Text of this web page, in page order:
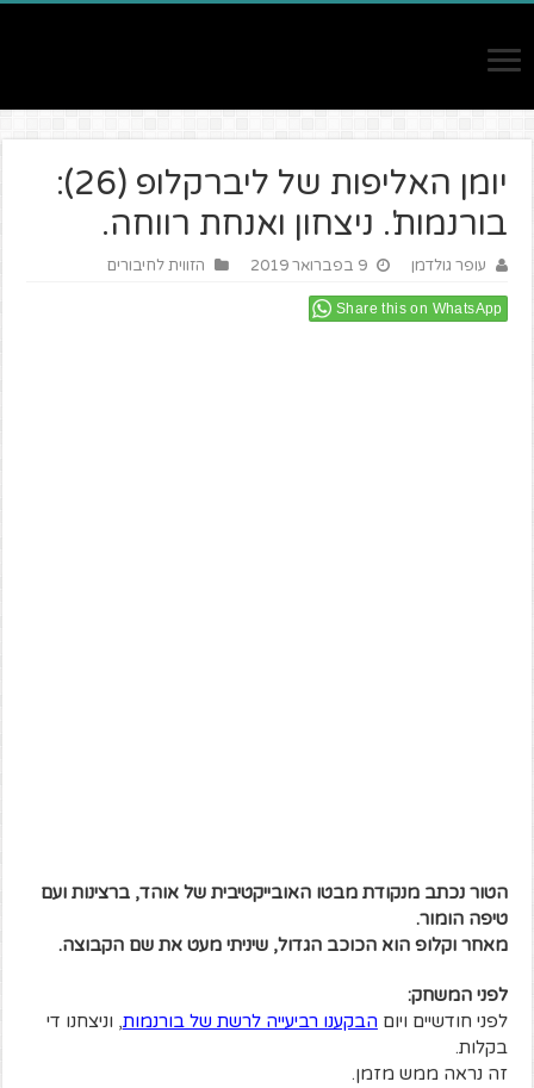
יומן האליפות של ליברקלופ (26):
בורנמות'. ניצחון ואנחת רווחה.
עופר גולדמן 9 בפברואר 2019 הזווית לחיבורים
Share this on WhatsApp
הטור נכתב מנקודת מבטו האובייקטיבית של אוהד, ברצינות ועם
טיפה הומור.
מאחר וקלופ הוא הכוכב הגדול, שיניתי מעט את שם הקבוצה.
לפני המשחק:
לפני חודשיים ויום הבקענו רביעייה לרשת של בורנמות, וניצחנו די
בקלות.
זה נראה ממש מזמן.